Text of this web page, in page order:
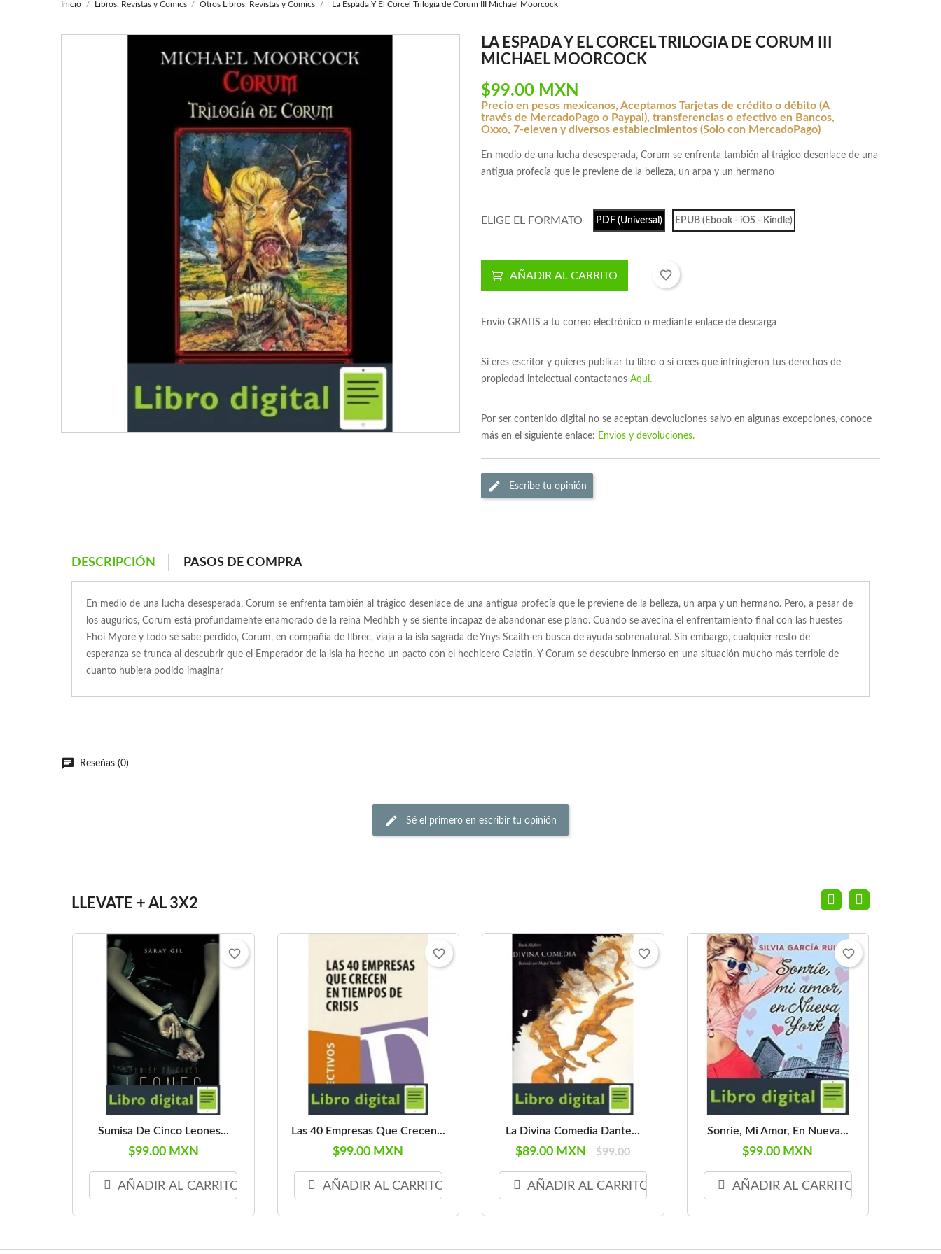
Inicio Libros, Revistas y Comics Otros Libros, Revistas y Comics La Espada Y El Corcel Trilogia de Corum III Michael Moorcock
LA ESPADA Y EL CORCEL TRILOGIA DE CORUM III
MICHAEL MOORCOCK
$99.00 MXN
Precio en pesos mexicanos, Aceptamos Tarjetas de crédito o débito (A
través de MercadoPago o Paypal), transferencias o efectivo en Bancos,
Oxxo, 7-eleven y diversos establecimientos (Solo con MercadoPago)
En medio de una lucha desesperada, Corum se enfrenta también al trágico desenlace de una
antigua profecía que le previene de la belleza, un arpa y un hermano
ELIGE EL FORMATO PDF (Universal) EPUB (Ebook - iOS - Kindle)
AÑADIR AL CARRITO favorite_border
Envío GRATIS a tu correo electrónico o mediante enlace de descarga
Si eres escritor y quieres publicar tu libro o si crees que infringieron tus derechos de
propiedad intelectual contactanos Aqui.
Por ser contenido digital no se aceptan devoluciones salvo en algunas excepciones, conoce
más en el siguiente enlace: Envios y devoluciones.
Escribe tu opinión
DESCRIPCIÓN PASOS DE COMPRA
En medio de una lucha desesperada, Corum se enfrenta también al trágico desenlace de una antigua profecía que le previene de la belleza, un arpa y un hermano. Pero, a pesar de
los augurios, Corum está profundamente enamorado de la reina Medhbh y se siente incapaz de abandonar ese plano. Cuando se avecina el enfrentamiento final con las huestes
Fhoi Myore y todo se sabe perdido, Corum, en compañía de Ilbrec, viaja a la isla sagrada de Ynys Scaith en busca de ayuda sobrenatural. Sin embargo, cualquier resto de
esperanza se trunca al descubrir que el Emperador de la isla ha hecho un pacto con el hechicero Calatin. Y Corum se descubre inmerso en una situación mucho más terrible de
cuanto hubiera podido imaginar
Reseñas (0)
Sé el primero en escribir tu opinión
LLEVATE + AL 3X2
Sumisa De Cinco Leones...
$99.00 MXN
AÑADIR AL CARRITO
favorite_border
Las 40 Empresas Que Crecen...
$99.00 MXN
AÑADIR AL CARRITO
favorite_border
La Divina Comedia Dante...
$89.00 MXN $99.00
AÑADIR AL CARRITO
favorite_border
Sonrie, Mi Amor, En Nueva...
$99.00 MXN
AÑADIR AL CARRITO
favorite_border